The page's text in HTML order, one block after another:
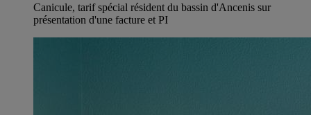
Canicule, tarif spécial résident du bassin d'Ancenis sur
présentation d'une facture et PI